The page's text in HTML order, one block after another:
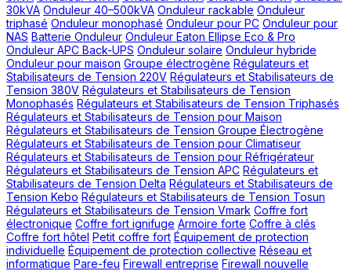
30kVA Onduleur 40–500kVA Onduleur rackable Onduleur
triphasé Onduleur monophasé Onduleur pour PC Onduleur pour
NAS Batterie Onduleur Onduleur Eaton Ellipse Eco & Pro
Onduleur APC Back-UPS Onduleur solaire Onduleur hybride
Onduleur pour maison Groupe électrogène Régulateurs et
Stabilisateurs de Tension 220V Régulateurs et Stabilisateurs de
Tension 380V Régulateurs et Stabilisateurs de Tension
Monophasés Régulateurs et Stabilisateurs de Tension Triphasés
Régulateurs et Stabilisateurs de Tension pour Maison
Régulateurs et Stabilisateurs de Tension Groupe Électrogène
Régulateurs et Stabilisateurs de Tension pour Climatiseur
Régulateurs et Stabilisateurs de Tension pour Réfrigérateur
Régulateurs et Stabilisateurs de Tension APC Régulateurs et
Stabilisateurs de Tension Delta Régulateurs et Stabilisateurs de
Tension Kebo Régulateurs et Stabilisateurs de Tension Tosun
Régulateurs et Stabilisateurs de Tension Vmark Coffre fort
électronique Coffre fort ignifuge Armoire forte Coffre à clés
Coffre fort hôtel Petit coffre fort Équipement de protection
individuelle Équipement de protection collective Réseau et
informatique Pare-feu Firewall entreprise Firewall nouvelle